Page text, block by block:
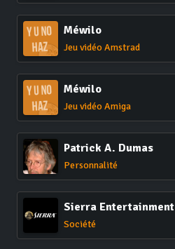
Méwilo
Jeu vidéo Amstrad
Méwilo
Jeu vidéo Amiga
Patrick A. Dumas
Personnalité
Sierra Entertainment
Société